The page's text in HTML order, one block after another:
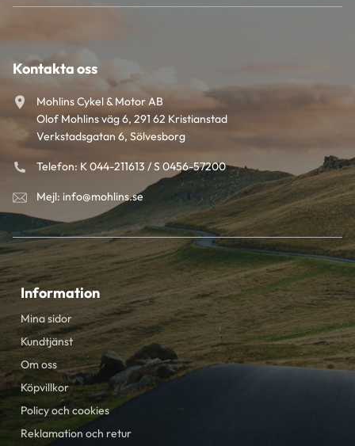
Kontakta oss
Mohlins Cykel & Motor AB
Olof Mohlins väg 6, 291 62 Kristianstad
Verkstadsgatan 6, Sölvesborg
Telefon: K 044-211613 / S 0456-57200
Mejl: info@mohlins.se
Information
Mina sidor
Kundtjänst
Om oss
Köpvillkor
Policy och cookies
Reklamation och retur